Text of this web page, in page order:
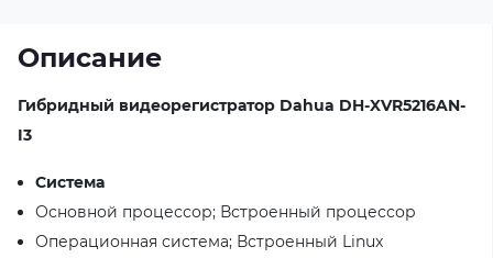
Описание
Гибридный видеорегистратор Dahua DH-XVR5216AN-
I3
Система
Основной процессор; Встроенный процессор
Операционная система; Встроенный Linux